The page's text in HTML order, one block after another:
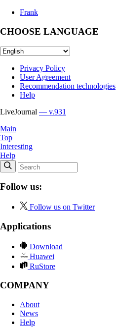
Frank
CHOOSE LANGUAGE
Privacy Policy
User Agreement
Recommendation technologies
Help
LiveJournal — v.931
Main
Top
Interesting
Help
Follow us:
Follow us on Twitter
Applications
Download
Huawei
RuStore
COMPANY
About
News
Help